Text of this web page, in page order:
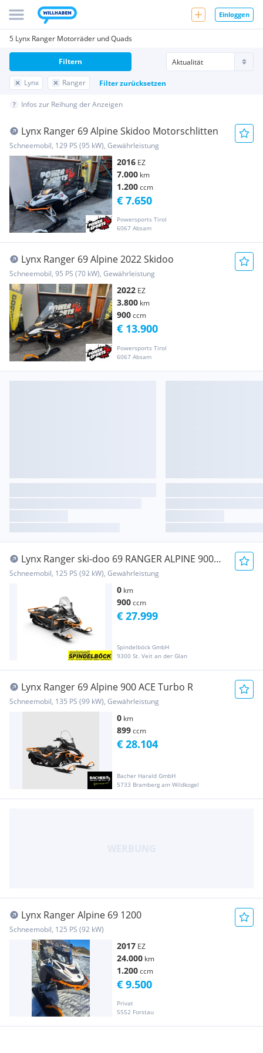
Einloggen
5 Lynx Ranger Motorräder und Quads
Lynx Ranger Filter zurücksetzen
Filtern
Infos zur Reihung der Anzeigen
Lynx Ranger 69 Alpine Skidoo Motorschlitten
Schneemobil, 129 PS (95 kW), Gewährleistung
2016 EZ
7.000 km
1.200ccm
Powersports Tirol
6067 Absam
€ 7.650
Lynx Ranger 69 Alpine 2022 Skidoo
Schneemobil, 95 PS (70 kW), Gewährleistung
2022 EZ
3.800 km
900ccm
Powersports Tirol
6067 Absam
€ 13.900
Lynx Ranger ski-doo 69 RANGER ALPINE 900
ACE Turbo
Schneemobil, 125 PS (92 kW), Gewährleistung
0 km
900ccm
Spindelböck GmbH
9300 St. Veit an der Glan
€ 27.999
Lynx Ranger 69 Alpine 900 ACE Turbo R
Schneemobil, 135 PS (99 kW), Gewährleistung
0 km
899ccm
Bacher Harald GmbH
5733 Bramberg am Wildkogel
€ 28.104
Lynx Ranger Alpine 69 1200
Schneemobil, 125 PS (92 kW)
2017 EZ
24.000 km
1.200ccm
Privat
5552 Forstau
€ 9.500